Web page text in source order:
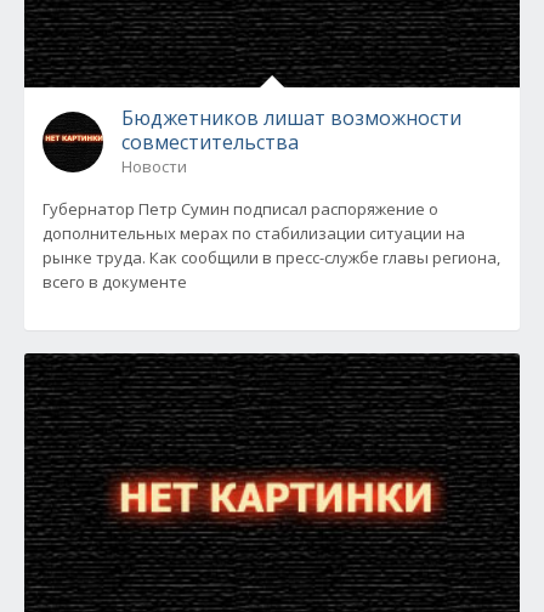
Бюджетников лишат возможности
совместительства
Новости
Губернатор Петр Сумин подписал распоряжение о
дополнительных мерах по стабилизации ситуации на
рынке труда. Как сообщили в пресс-службе главы региона,
всего в документе